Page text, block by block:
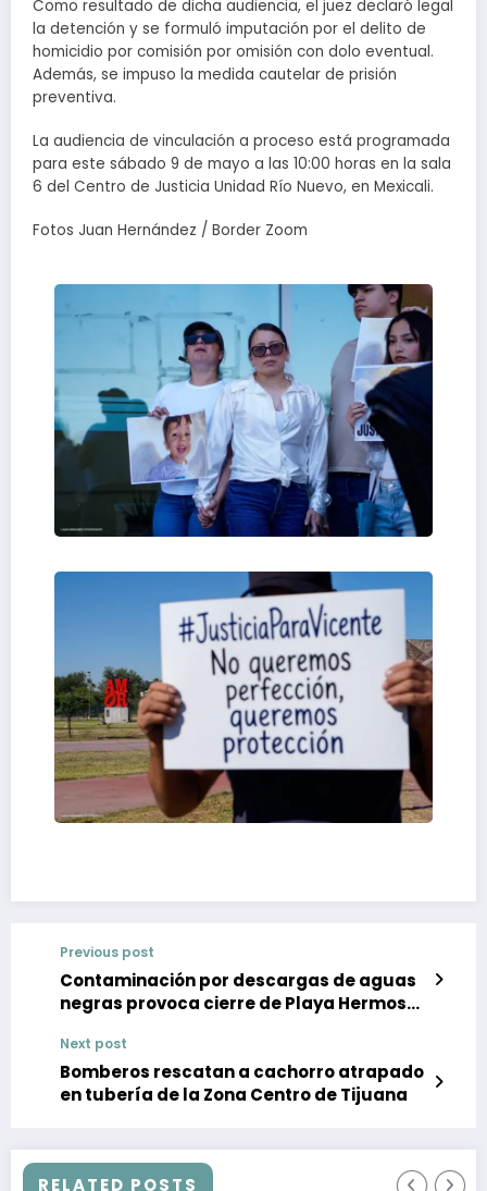
Como resultado de dicha audiencia, el juez declaró legal
la detención y se formuló imputación por el delito de
homicidio por comisión por omisión con dolo eventual.
Además, se impuso la medida cautelar de prisión
preventiva.
La audiencia de vinculación a proceso está programada
para este sábado 9 de mayo a las 10:00 horas en la sala
6 del Centro de Justicia Unidad Río Nuevo, en Mexicali.
Fotos Juan Hernández / Border Zoom
Previous post
Contaminación por descargas de aguas
negras provoca cierre de Playa Hermosa
Next post
Bomberos rescatan a cachorro atrapado
en tubería de la Zona Centro de Tijuana
RELATED POSTS